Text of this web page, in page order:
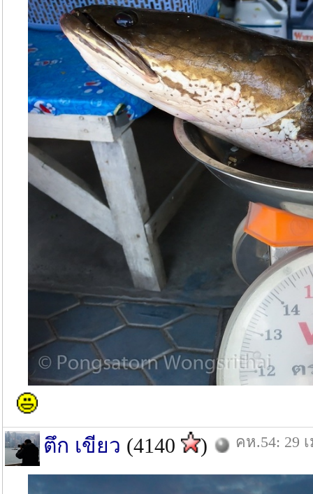
ตึก เขียว (4140 ) คห.54: 29